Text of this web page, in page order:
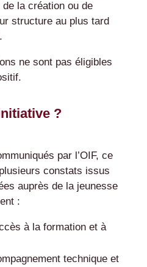
la création ou de
structure au plus tard
ne sont pas éligibles
?
par l’OIF, ce
constats issus
auprès de la jeunesse
:
à la formation et à
technique et